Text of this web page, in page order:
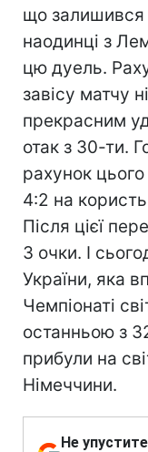
що залишився
наодинці з
цю дуель.
завісу матчу
прекрасним
отак з 30-ти.
рахунок
4:2 на
Після цієї
3 очки. І
України, яка
Чемпіонаті
останньою з
прибули на
Німеччини.
Не